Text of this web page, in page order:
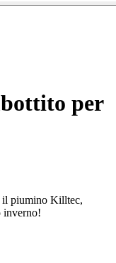
per
il piumino Killtec,
inverno!